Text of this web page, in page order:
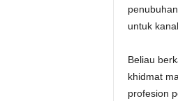
untuk
Beliau
khidmat
profesion